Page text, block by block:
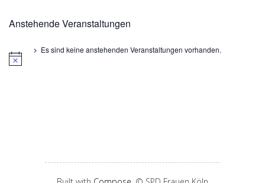
Anstehende Veranstaltungen
Es sind keine anstehenden Veranstaltungen vorhanden.